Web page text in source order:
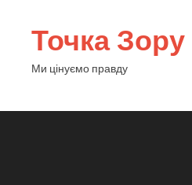
Точка Зору
Ми цінуємо правду